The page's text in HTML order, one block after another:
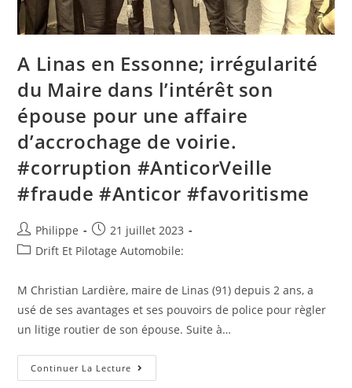
A Linas en Essonne; irrégularité
du Maire dans l’intérêt son
épouse pour une affaire
d’accrochage de voirie.
#corruption #AnticorVeille
#fraude #Anticor #favoritisme
Auteur/autrice
de
Philippe
Post
published:
21 juillet 2023
PostDrift Et Pilotage Automobile:
M Christian Lardière, maire de Linas (91) depuis 2 ans, a
usé de ses avantages et ses pouvoirs de police pour règler
un litige routier de son épouse. Suite à…
Continuer La Lecture A
Linas